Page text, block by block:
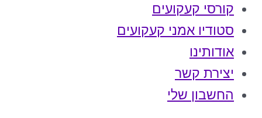
קורסי קעקועים
סטודיו אמני קעקועים
אודותינו
יצירת קשר
החשבון שלי